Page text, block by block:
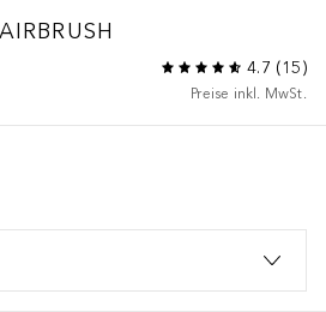
4.7 (15)
Preise inkl. MwSt.